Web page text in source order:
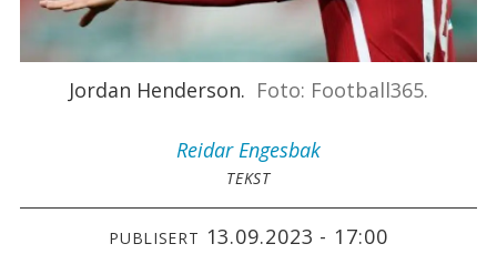
Jordan Henderson. Foto: Football365.
Reidar Engesbak
TEKST
PUBLISERT 13.09.2023 - 17:00